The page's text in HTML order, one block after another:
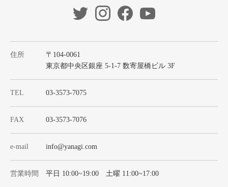
住所
〒104-0061
東京都中央区銀座 5-1-7 数寄屋橋ビル 3F
TEL 03-3573-7075
FAX 03-3573-7076
e-mail info@yanagi.com
営業時間 平日 10:00~19:00 土曜 11:00~17:00